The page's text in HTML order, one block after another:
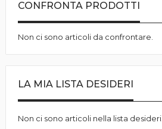
CONFRONTA PRODOTTI
Non ci sono articoli da confrontare.
LA MIA LISTA DESIDERI
Non ci sono articoli nella lista desideri.